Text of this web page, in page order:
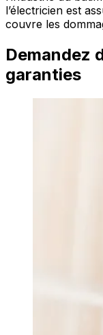
l’électricien est
couvre les
Demandez
garanties